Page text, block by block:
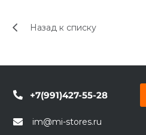
Назад к списку
+7(991)427-55-28
im@mi-stores.ru